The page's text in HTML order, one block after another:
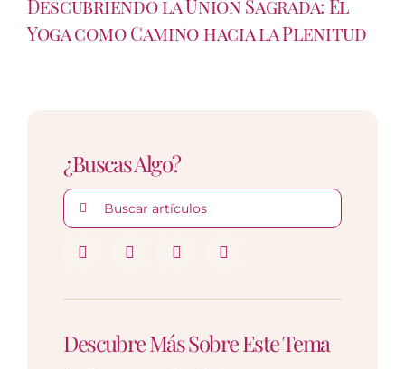
Descubriendo la Unión Sagrada: El
Yoga como Camino hacia la Plenitud
¿Buscas Algo?
Buscar:
Descubre Más Sobre Este Tema